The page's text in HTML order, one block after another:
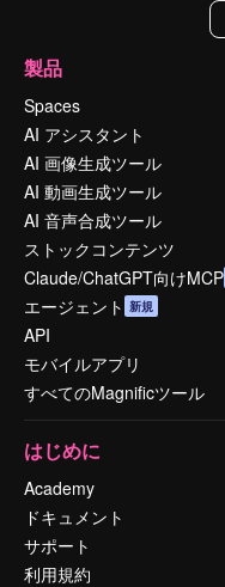
製品
Spaces
AI アシスタント
AI 画像生成ツール
AI 動画生成ツール
AI 音声合成ツール
ストックコンテンツ
Claude/ChatGPT向けMCP
エージェント 新規
API
モバイルアプリ
すべてのMagnificツール
はじめに
Academy
ドキュメント
サポート
利用規約